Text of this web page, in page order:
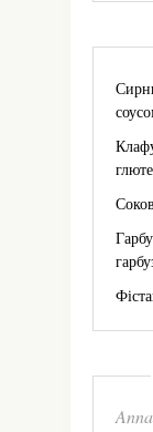
Anna